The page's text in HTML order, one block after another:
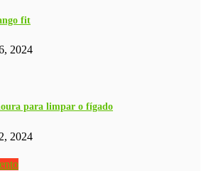
fit
2024
para limpar o fígado
2024